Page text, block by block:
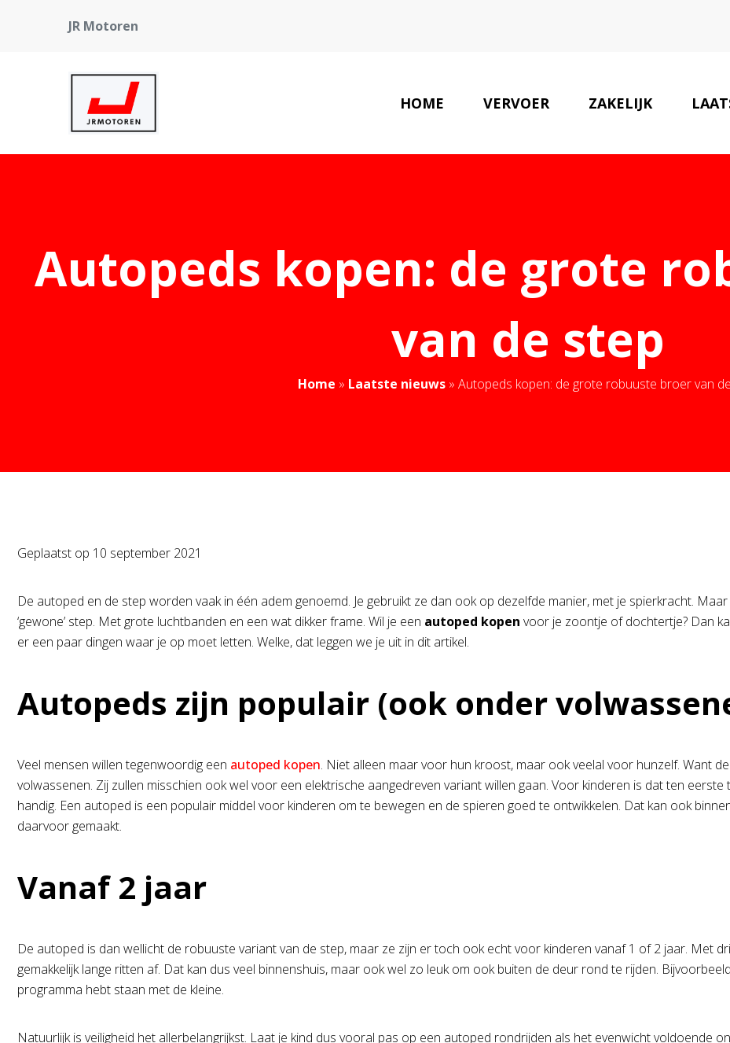
JR Motoren
HOME VERVOER ZAKELIJK
Autopeds kopen: de grote
van de step
Home » Laatste nieuws» Autopeds kopen: de grote robuuste broer van
Geplaatst op 10 september 2021
De autoped en de step worden vaak in één adem genoemd. Je gebruikt ze dan ook op dezelfde manier, met je spierkracht.
‘gewone’ step. Met grote luchtbanden en een wat dikker frame. Wil je een autoped kopen voor je zoontje of dochtertje? Dan
er een paar dingen waar je op moet letten. Welke, dat leggen we je uit in dit artikel.
Autopeds zijn populair (ook onder
Veel mensen willen tegenwoordig een autoped kopen. Niet alleen maar voor hun kroost, maar ook veelal voor hunzelf. Want
volwassenen. Zij zullen misschien ook wel voor een elektrische aangedreven variant willen gaan. Voor kinderen is dat ten
handig. Een autoped is een populair middel voor kinderen om te bewegen en de spieren goed te ontwikkelen. Dat kan ook
daarvoor gemaakt.
Vanaf 2 jaar
De autoped is dan wellicht de robuuste variant van de step, maar ze zijn er toch ook echt voor kinderen vanaf 1 of 2 jaar. Met
gemakkelijk lange ritten af. Dat kan dus veel binnenshuis, maar ook wel zo leuk om ook buiten de deur rond te rijden.
programma hebt staan met de kleine.
Natuurlijk is veiligheid het allerbelangrijkst. Laat je kind dus vooral pas op een autoped rondrijden als het evenwicht voldoende